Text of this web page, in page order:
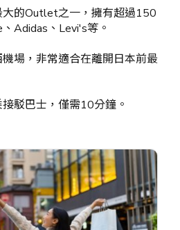
大的Outlet之一，擁有超過150
Adidas、Levi's等。
場，非常適合在離開日本前最
駁巴士，僅需10分鐘。